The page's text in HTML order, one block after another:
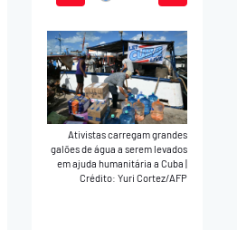
Play Mute
Ativistas carregam grandes
galões de água a serem levados
em ajuda humanitária a Cuba
Crédito: Yuri Cortez/AFP